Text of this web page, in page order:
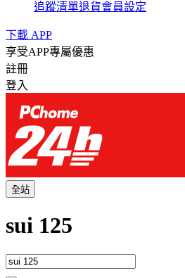
追蹤清單退貨會員設定
下載 APP
享受APP專屬優惠
註冊
登入
全站
sui 125